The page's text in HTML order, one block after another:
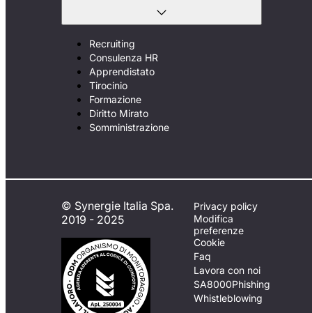
Recruiting
Consulenza HR
Apprendistato
Tirocinio
Formazione
Diritto Mirato
Somministrazione
© Synergie Italia Spa.
2019 - 2025
Privacy policy
Modifica
preferenze
Cookie
Faq
Lavora con noi
SA8000Phishing
Whistleblowing